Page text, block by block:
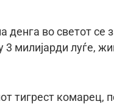
денга во светот се
3 милијарди луѓе,
тигрест комарец,